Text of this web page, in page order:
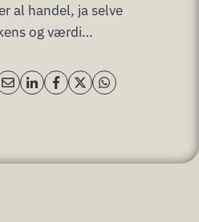
al handel, ja selve
og værdi…